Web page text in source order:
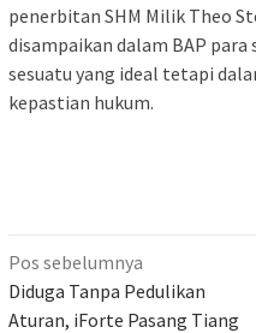
penerbitan SHM Milik Theo
disampaikan dalam BAP para
sesuatu yang ideal tetapi
kepastian hukum.
Navigasi
pos
Pos sebelumnya
Diduga Tanpa Pedulikan
Aturan, iForte Pasang Tiang